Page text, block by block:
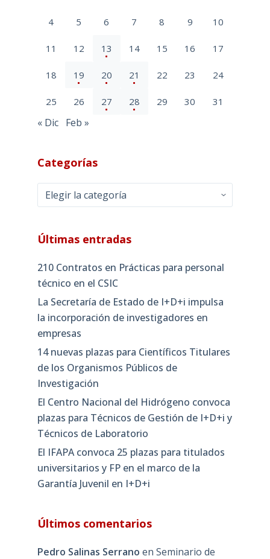
4 5 6 7 8 9 10
11 12 13 14 15 16 17
18 19 20 21 22 23 24
25 26 27 28 29 30 31
« Dic Feb »
Categorías
Categorías
Últimas entradas
210 Contratos en Prácticas para personal
técnico en el CSIC
La Secretaría de Estado de I+D+i impulsa
la incorporación de investigadores en
empresas
14 nuevas plazas para Científicos Titulares
de los Organismos Públicos de
Investigación
El Centro Nacional del Hidrógeno convoca
plazas para Técnicos de Gestión de I+D+i y
Técnicos de Laboratorio
El IFAPA convoca 25 plazas para titulados
universitarios y FP en el marco de la
Garantía Juvenil en I+D+i
Últimos comentarios
Pedro Salinas Serrano en Seminario de